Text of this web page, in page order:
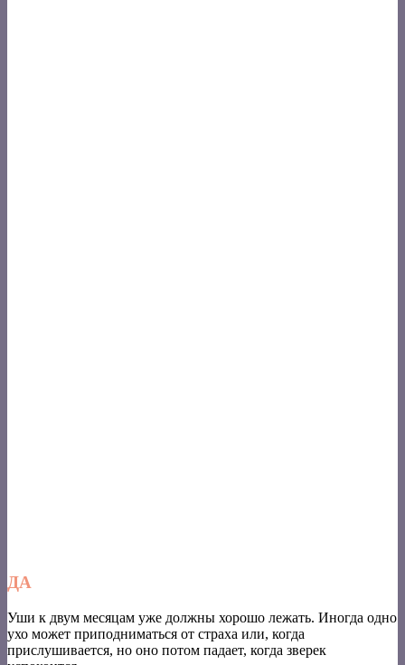
ДА
Уши к двум месяцам уже должны хорошо лежать. Иногда одно
ухо может приподниматься от страха или, когда
прислушивается, но оно потом падает, когда зверек